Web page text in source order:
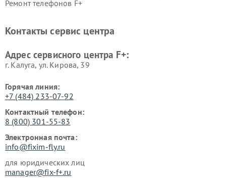
Ремонт телефонов F+
Контакты сервис центра
Адрес сервисного центра F+:
г. Калуга, ул. Кирова, 39
Горячая линия:
+7 (484) 233-07-92
Контактный телефон:
8 (800) 301-55-83
Электронная почта:
info@fixim-fly.ru
для юридических лиц
manager@fix-f+.ru